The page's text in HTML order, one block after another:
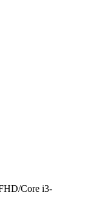
Core i3-